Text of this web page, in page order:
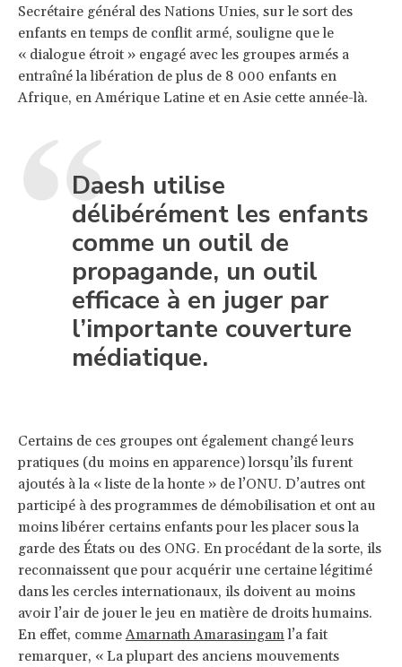
Secrétaire général des Nations Unies, sur le sort des
enfants en temps de conflit armé, souligne que le
« dialogue étroit » engagé avec les groupes armés a
entraîné la libération de plus de 8 000 enfants en
Afrique, en Amérique Latine et en Asie cette année-là.
Daesh utilise
délibérément les enfants
comme un outil de
propagande, un outil
efficace à en juger par
l’importante couverture
médiatique.
Certains de ces groupes ont également changé leurs
pratiques (du moins en apparence) lorsqu’ils furent
ajoutés à la « liste de la honte » de l’ONU. D’autres ont
participé à des programmes de démobilisation et ont au
moins libérer certains enfants pour les placer sous la
garde des États ou des ONG. En procédant de la sorte, ils
reconnaissent que pour acquérir une certaine légitimé
dans les cercles internationaux, ils doivent au moins
avoir l’air de jouer le jeu en matière de droits humains.
En effet, commeAmarnath Amarasingaml’a fait
remarquer, « La plupart des anciens mouvements